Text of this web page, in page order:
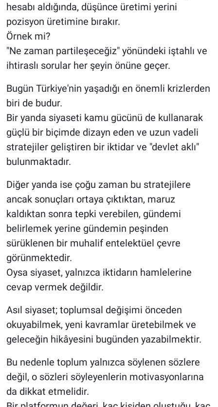
hesabı aldığında, düşünce üretimi yerini
pozisyon üretimine bırakır.
Örnek mi?
"Ne zaman partileşeceğiz" yönündeki iştahlı ve
ihtiraslı sorular her şeyin önüne geçer.
Bugün Türkiye'nin yaşadığı en önemli krizlerden
biri de budur.
Bir yanda siyaseti kamu gücünü de kullanarak
güçlü bir biçimde dizayn eden ve uzun vadeli
stratejiler geliştiren bir iktidar ve "devlet aklı"
bulunmaktadır.
Diğer yanda ise çoğu zaman bu stratejilere
ancak sonuçları ortaya çıktıktan, maruz
kaldıktan sonra tepki verebilen, gündemi
belirlemek yerine gündemin peşinden
sürüklenen bir muhalif entelektüel çevre
görünmektedir.
Oysa siyaset, yalnızca iktidarın hamlelerine
cevap vermek değildir.
Asıl siyaset; toplumsal değişimi önceden
okuyabilmek, yeni kavramlar üretebilmek ve
geleceğin hikâyesini bugünden yazabilmektir.
Bu nedenle toplum yalnızca söylenen sözlere
değil, o sözleri söyleyenlerin motivasyonlarına
da dikkat etmelidir.